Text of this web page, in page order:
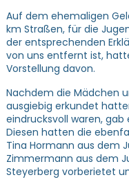
Auf dem ehemaligen
km Straßen, für die
der entsprechenden
von uns entfernt ist,
Vorstellung davon.
Nachdem die Mädchen
ausgiebig erkundet
eindrucksvoll waren, gab
Diesen hatten die
Tina Hormann aus dem
Zimmermann aus dem
Steyerberg vorberietet